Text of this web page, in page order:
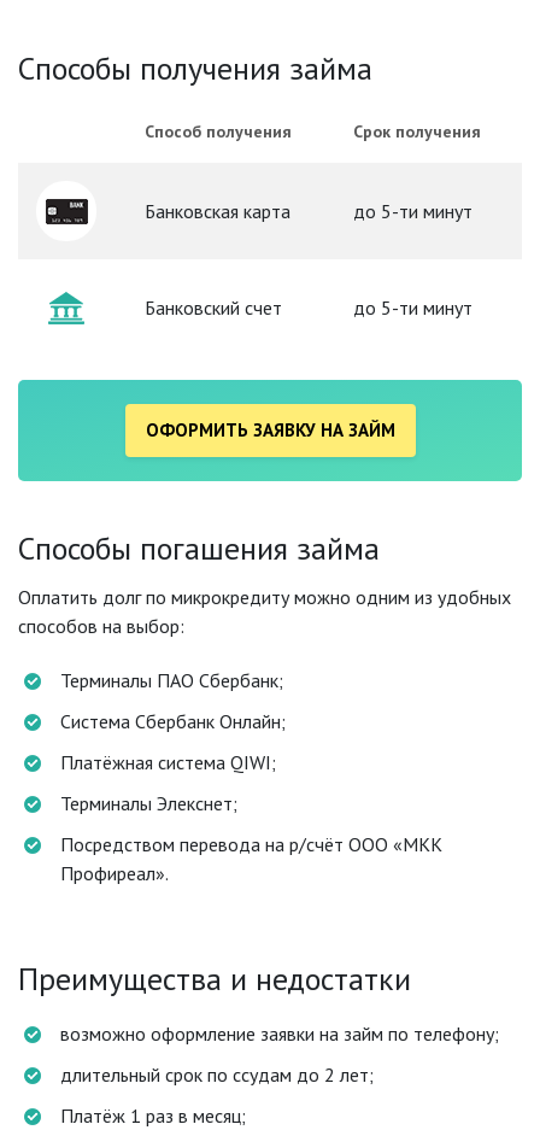
Способы получения займа
Способ получения Срок получения
Банковская карта до 5-ти минут
Банковский счет до 5-ти минут
ОФОРМИТЬ ЗАЯВКУ НА ЗАЙМ
Способы погашения займа
Оплатить долг по микрокредиту можно одним из удобных
способов на выбор:
Терминалы ПАО Сбербанк;
Система Сбербанк Онлайн;
Платёжная система QIWI;
Терминалы Элекснет;
Посредством перевода на р/счёт ООО «МКК
Профиреал».
Преимущества и недостатки
возможно оформление заявки на займ по телефону;
длительный срок по ссудам до 2 лет;
Платёж 1 раз в месяц;